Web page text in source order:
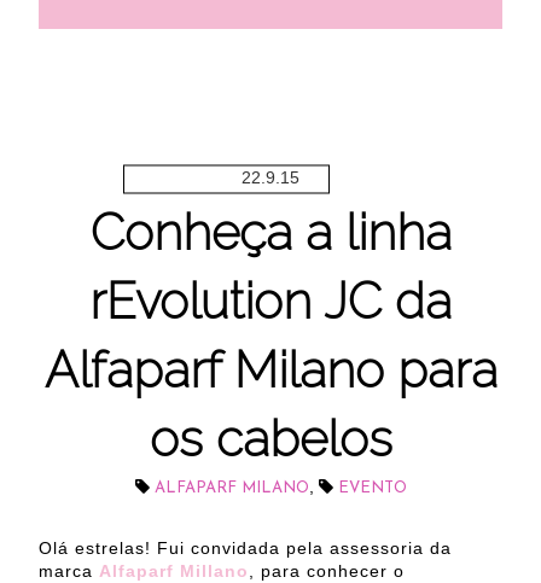
22.9.15
Conheça a linha
rEvolution JC da
Alfaparf Milano para
os cabelos
ALFAPARF MILANO EVENTO
Olá estrelas! Fui convidada pela assessoria da
marca Alfaparf Millano
, para conhecer o